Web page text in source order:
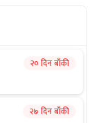
२० दिन बाँकी
२७ दिन बाँकी